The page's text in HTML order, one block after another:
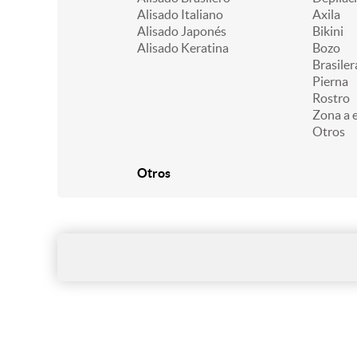
Alisado Italiano
Alisado Japonés
Alisado Keratina
Axila
Bikini
Bozo
Pierna
Rostro
Zona a
Otros
Otros